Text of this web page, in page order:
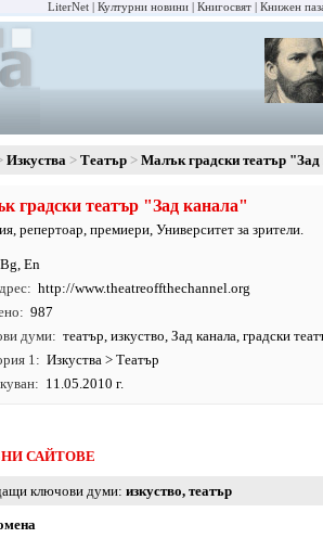
LiterNet Културни новини Книгосвят Книжен
Изкуства Театър Малък градски театър
градски театър "Зад канала"
репертоар, премиери, Университет за зрители.
Bg, En
http://www.theatreoffthechannel.org
987
думи
театър, изкуство, Зад канала, градски
1
Изкуства > Театър
11.05.2010 г.
САЙТОВЕ
ключови думи изкуство, театър